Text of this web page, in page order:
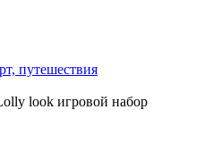
путешествия
look игровой набор